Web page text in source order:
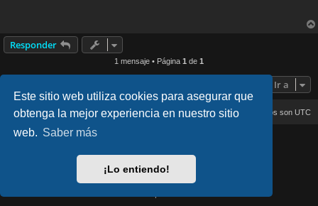
Este sitio web utiliza cookies para asegurar que
obtenga la mejor experiencia en nuestro sitio
web. Saber más
¡Lo entiendo!
Responder
1 mensaje • Página 1 de 1
Ir a
Inicio Índice general Todos los horarios son UTC
Desarrollado porphpBB® Forum Software © phpBB Limited
phpBB España